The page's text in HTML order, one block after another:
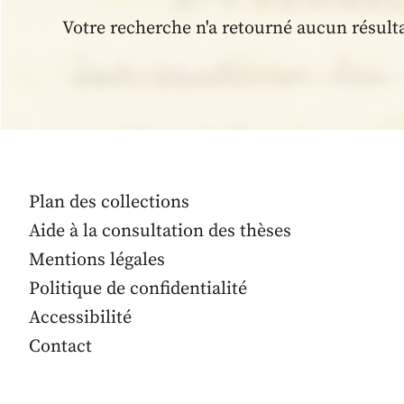
Votre recherche n'a retourné aucun
Plan des collections
Aide à la consultation des thèses
Mentions légales
Politique de confidentialité
Accessibilité
Contact